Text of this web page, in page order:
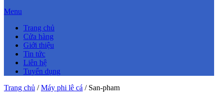
Menu
Trang chủ
Cửa hàng
Giới thiệu
Tin tức
Liên hệ
Tuyển dụng
Trang chủ /Máy phi lê cá / San-pham